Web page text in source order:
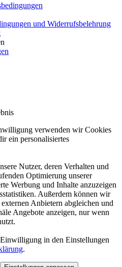
und Widerrufsbelehrung
verwenden wir Cookies
ein personalisiertes
Nutzer, deren Verhalten und
Optimierung unserer
Werbung und Inhalte anzuzeigen
Außerdem können wir
Anbietern abgleichen und
Angebote anzeigen, nur wenn
in den Einstellungen
.